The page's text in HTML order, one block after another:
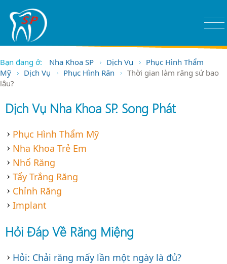
Bạn đang ở: Nha Khoa SP Dịch Vụ
Phục Hình Thẩm
Mỹ
Dịch Vụ Phục Hình Răn
Thời gian làm răng sứ bao
lâu?
Dịch Vụ Nha Khoa SP. Song Phát
Phục Hình Thẩm Mỹ
Nha Khoa Trẻ Em
Nhổ Răng
Tẩy Trắng Răng
Chỉnh Răng
Implant
Hỏi Đáp Về Răng Miệng
Hỏi: Chải răng mấy lần một ngày là đủ?